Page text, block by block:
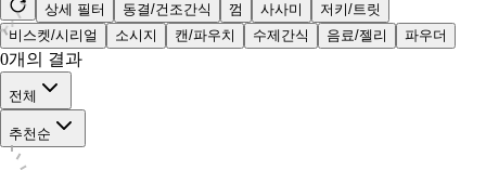
상세 필터 동결/건조간식 껌 사사미
저키/트릿
비스켓/시리얼
소시지 캔/파우치 수제간식 음료/젤리 파우더
0개의 결과
전체
추천순